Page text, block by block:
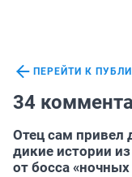
ПЕРЕЙТИ К
34
Отец сам привел
дикие истории
от босса